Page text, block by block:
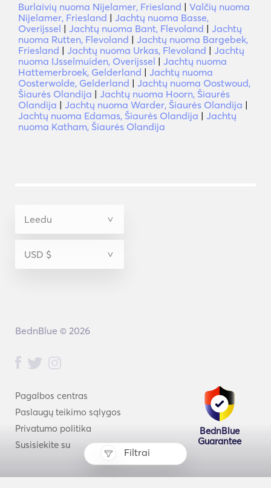
Filtrai
Burlaivių nuoma Nijelamer, Friesland | Valčių nuoma
Nijelamer, Friesland | Jachtų nuoma Basse,
Overijssel | Jachtų nuoma Bant, Flevoland | Jachtų
nuoma Rutten, Flevoland | Jachtų nuoma Bargebek,
Friesland | Jachtų nuoma Urkas, Flevoland | Jachtų
nuoma IJsselmuiden, Overijssel | Jachtų nuoma
Hattemerbroek, Gelderland | Jachtų nuoma
Oosterwolde, Gelderland | Jachtų nuoma Oostwoud,
Šiaurės Olandija | Jachtų nuoma Hoorn, Šiaurės
Olandija | Jachtų nuoma Warder, Šiaurės Olandija |
Jachtų nuoma Edamas, Šiaurės Olandija | Jachtų
nuoma Katham, Šiaurės Olandija
Pagalbos centras
Paslaugų teikimo sąlygos
Privatumo politika
Susisiekite su
BednBlue
Guarantee
BednBlue © 2026